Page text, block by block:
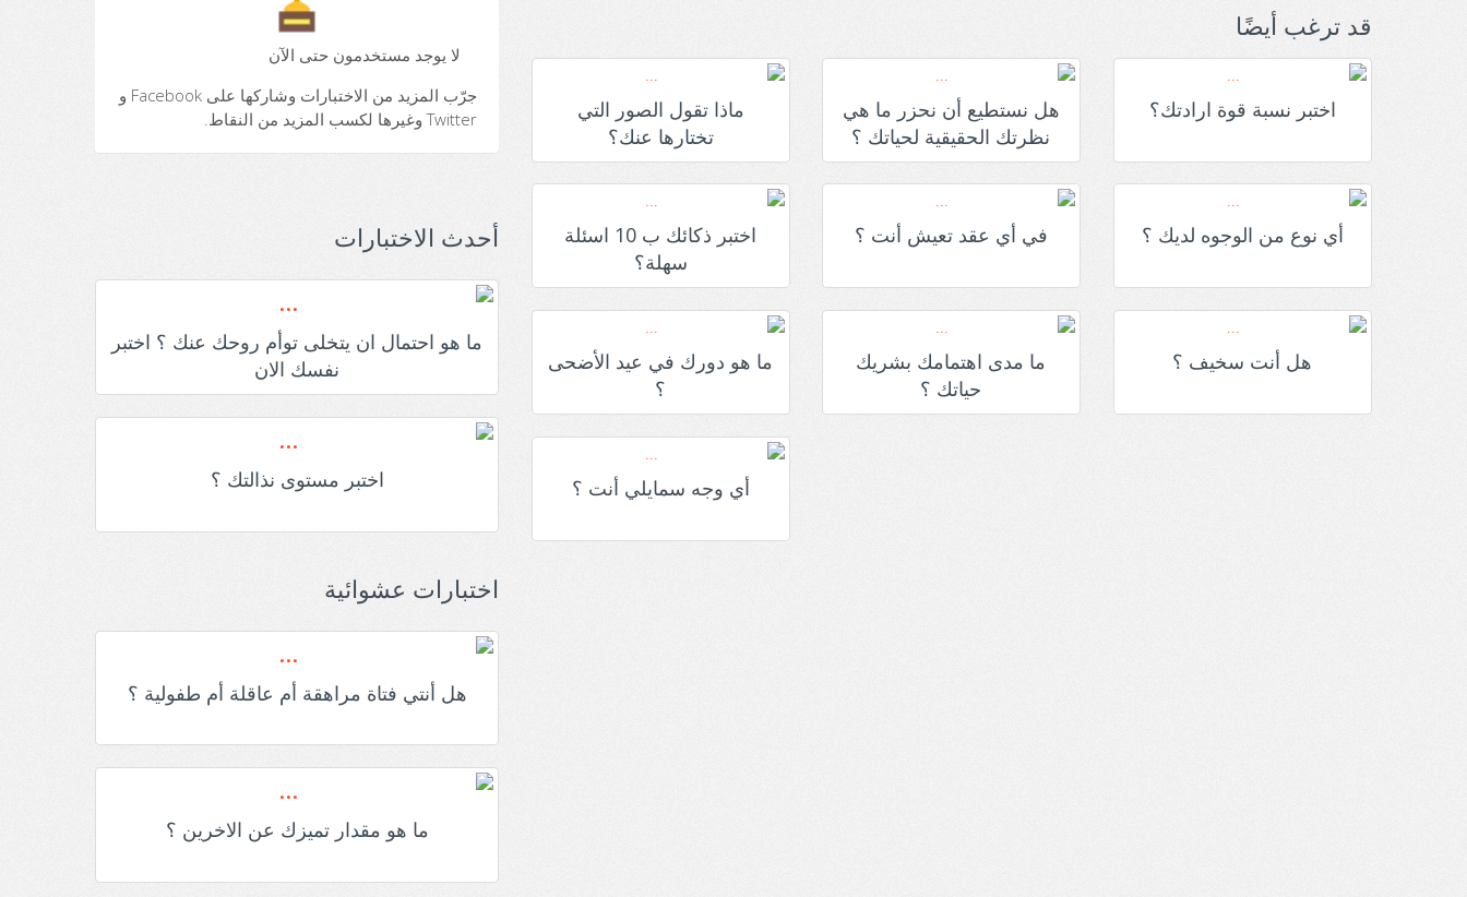
قد ترغب أيضًا
ماذا تقول الصور التي
تختارها عنك؟
هل نستطيع أن نحزر ما هي
نظرتك الحقيقية لحياتك ؟
اختبر نسبة قوة ارادتك؟
اختبر ذكائك ب 10 اسئلة
سهلة؟
في أي عقد تعيش أنت ؟ أي نوع من الوجوه لديك ؟
ما هو دورك في عيد الأضحى
؟
ما مدى اهتمامك بشريك
حياتك ؟
هل أنت سخيف ؟
أي وجه سمايلي أنت ؟
لا يوجد مستخدمون حتى الآن
جرّب المزيد من الاختبارات وشاركها على Facebook و
Twitter وغيرها لكسب المزيد من النقاط.
أحدث الاختبارات
ما هو احتمال ان يتخلى توأم روحك عنك ؟ اختبر
نفسك الان
اختبر مستوى نذالتك ؟
اختبارات عشوائية
هل أنتي فتاة مراهقة أم عاقلة أم طفولية ؟
ما هو مقدار تميزك عن الاخرين ؟